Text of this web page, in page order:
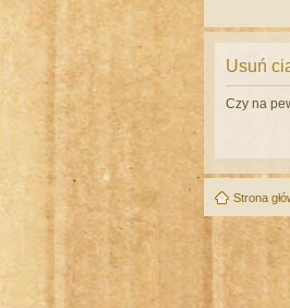
Usuń
Czy na
Strona